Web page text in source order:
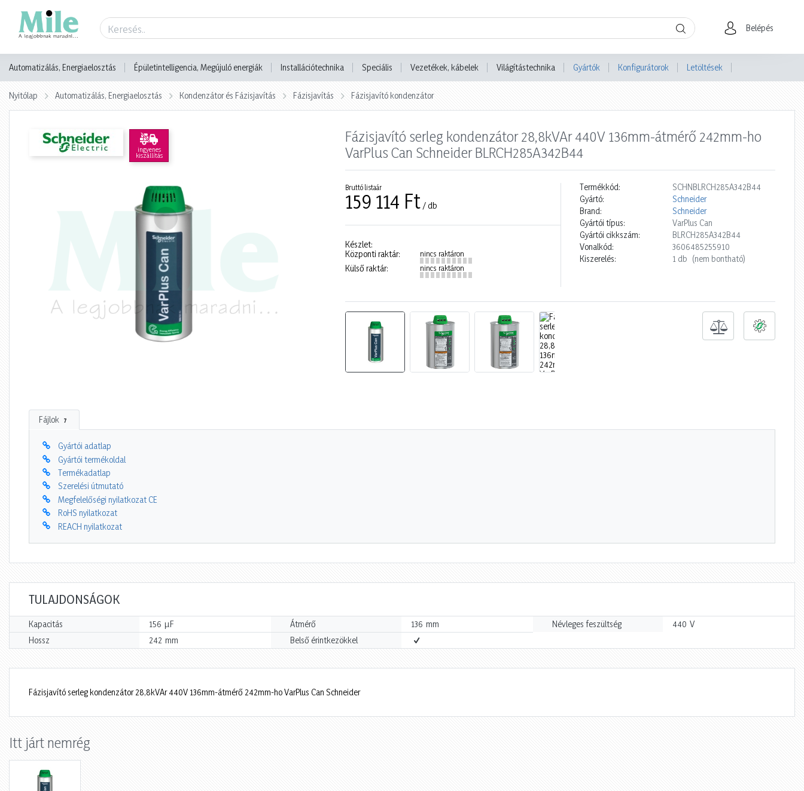
Belépés
Automatizálás, Energiaelosztás Épületintelligencia, Megújuló energiák Installációtechnika Speciális Vezetékek, kábelek Világítástechnika Gyártók Konfigurátorok Letöltések
Nyitólap Automatizálás, Energiaelosztás Kondenzátor és Fázisjavítás Fázisjavítás Fázisjavító kondenzátor
ingyenes
kiszállítás
Fázisjavító serleg kondenzátor 28,8kVAr 440V 136mm-átmérő 242mm-ho
VarPlus Can Schneider BLRCH285A342B44
Bruttó listaár
159 114 Ft / db
Készlet:
Központi raktár:
nincs raktáron
Külső raktár: nincs raktáron
Termékkód:
SCHNBLRCH285A342B44
Gyártó:
Schneider
Brand:
Schneider
Gyártói típus:
VarPlus Can
Gyártói cikkszám:
BLRCH285A342B44
Vonalkód:
3606485255910
Kiszerelés:
1 db (nem bontható)
Fájlok 7
Gyártói adatlap
Gyártói termékoldal
Termékadatlap
Szerelési útmutató
Megfelelőségi nyilatkozat CE
RoHS nyilatkozat
REACH nyilatkozat
TULAJDONSÁGOK
Kapacitás 156 µF Átmérő 136 mm Névleges feszültség 440 V
Hossz 242 mm Belső érintkezökkel
Fázisjavító serleg kondenzátor 28,8kVAr 440V 136mm-átmérő 242mm-ho VarPlus Can Schneider
Itt járt nemrég
Termék adatlap